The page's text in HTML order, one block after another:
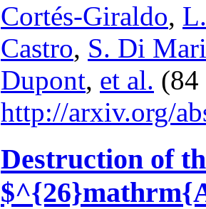
Cortés-Giraldo,
Castro, S. Di
Dupont, et al. (84
http://arxiv.org/
Destruction of